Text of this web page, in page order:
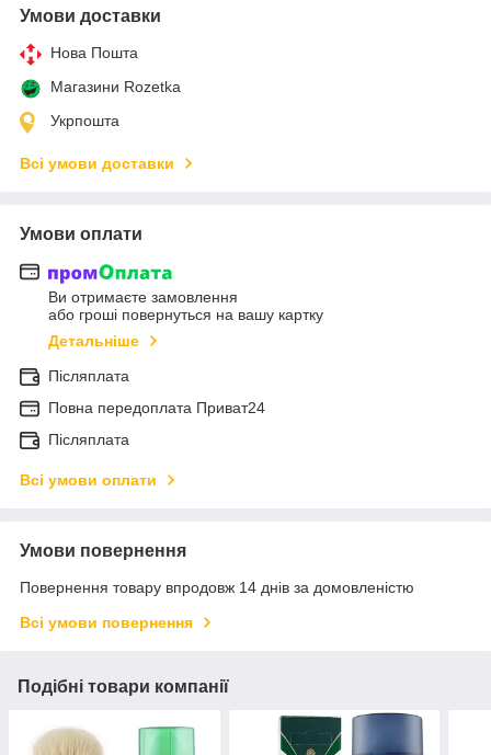
Умови доставки
Нова Пошта
Магазини Rozetka
Укрпошта
Всі умови доставки
Умови оплати
Ви отримаєте замовлення
або гроші повернуться на вашу картку
Детальніше
Післяплата
Повна передоплата Приват24
Післяплата
Всі умови оплати
Умови повернення
Повернення товару впродовж 14 днів за домовленістю
Всі умови повернення
Подібні товари компанії